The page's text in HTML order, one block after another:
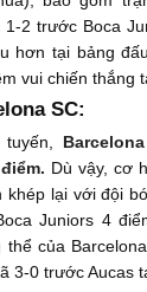
2 trước Boca
hơn tại bảng
vui chiến thắng
SC:
Dù vậy, cơ
khép lại với đội
Juniors 4
thể của
3-0 trước Aucas